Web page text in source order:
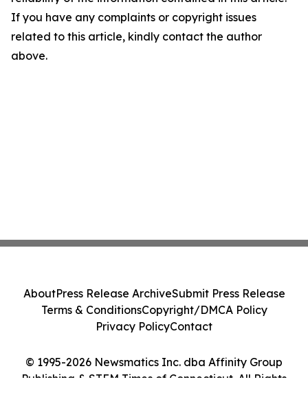
If you have any complaints or copyright issues
related to this article, kindly contact the author
above.
© 1995-2026 Newsmatics Inc. dba Affinity Group
Publishing & STEM Times of Connecticut. All Rights
AboutPress Release ArchiveSubmit Press Release
Terms & ConditionsCopyright/DMCA Policy
Privacy PolicyContact